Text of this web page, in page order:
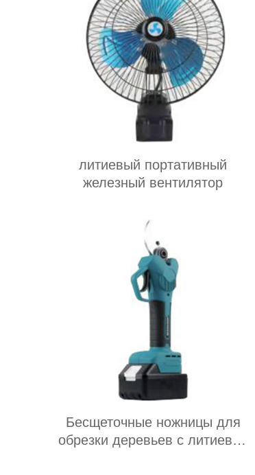
литиевый портативный
железный вентилятор
Бесщеточные ножницы для
обрезки деревьев с литиевой